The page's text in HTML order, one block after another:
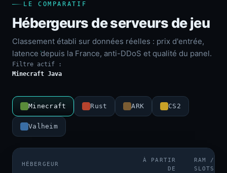
LE COMPARATIF
Hébergeurs de serveurs de jeu
Classement établi sur données réelles : prix d'entrée,
latence depuis la France, anti-DDoS et qualité du panel.
Filtre actif :
Minecraft Java
Minecraft Rust ARK CS2
Valheim
HÉBERGEUR
À PARTIR
DE
RAM /
SLOTS